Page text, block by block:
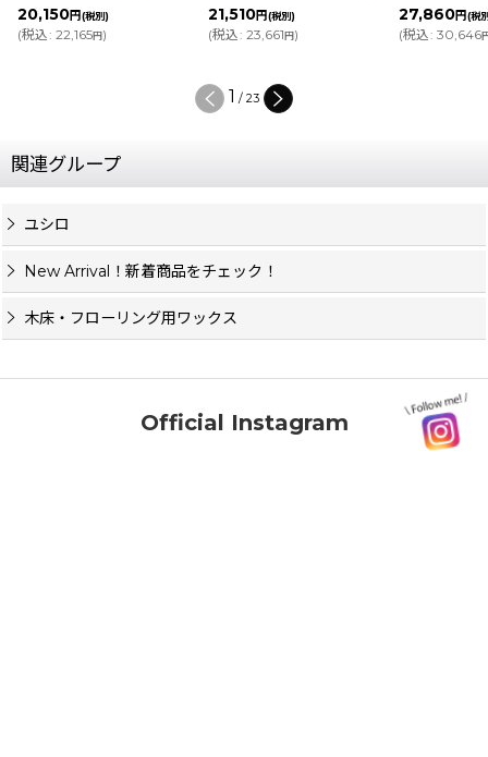
20,150円(税別)
(税込: 22,165円)
21,510円(税別)
(税込: 23,661円)
27,860円(税
(税込: 30,646
1 / 23
関連グループ
ユシロ
New Arrival！新着商品をチェック！
木床・フローリング用ワックス
Official Instagram